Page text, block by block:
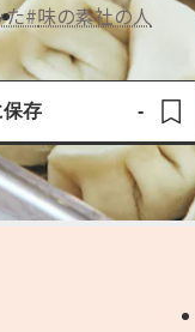
た 味の素社の人
保存
-